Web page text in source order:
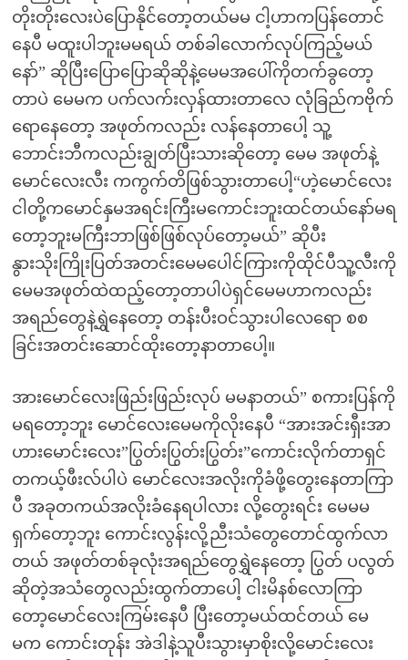
တိုးတိုးလေးပဲပြောနိုင်တော့တယ်မမ ငါ့ဟာကပြန်တောင်
နေပီ မထူးပါဘူးမမရယ် တစ်ခါလောက်လုပ်ကြည့်မယ်
နော်” ဆိုပြီးပြောပြောဆိုဆိုနဲ့မေမအပေါ်ကိုတက်ခွတော့
တာပဲ မေမက ပက်လက်းလှန်ထားတာလေ လုံခြည်ကဗိုက်
ရောနေတော့ အဖုတ်ကလည်း လန်နေတာပေါ့ သူ့
ဘောင်းဘီကလည်းချွတ်ပြီးသားဆိုတော့ မေမ အဖုတ်နဲ့
မောင်လေးလီး ကကွက်တိဖြစ်သွားတာပေါ့“ဟဲ့မောင်လေး
ငါတို့ကမောင်နှမအရင်းကြီးမကောင်းဘူးထင်တယ်နော်မရ
တော့ဘူးမကြီးဘာဖြစ်ဖြစ်လုပ်တော့မယ်” ဆိုပီး
နွားသိုးကြိုးပြတ်အတင်းမေမပေါင်ကြားကိုထိုင်ပီသူ့လီးကို
မေမအဖုတ်ထဲထည့်တော့တာပါပဲရှင်မေမဟာကလည်း
အရည်တွေနဲ့ရွှဲနေတော့ တန်းပီးဝင်သွားပါလေရော စစ
ခြင်းအတင်းဆောင်ထိုးတော့နာတာပေါ့။
အားမောင်လေးဖြည်းဖြည်းလုပ် မမနာတယ်” စကားပြန်ကို
မရတော့ဘူး မောင်လေးမေမကိုလိုးနေပီ “အားအင်းရှီးအာ
ဟားမောင်းလေး”ပြွတ်းပြွတ်းပြွတ်း”ကောင်းလိုက်တာရှင်
တကယ့်ဖီးလ်ပါပဲ မောင်လေးအလိုးကိုခံဖို့တွေးနေတာကြာ
ပီ အခုတကယ်အလိုးခံနေရပါလား လို့တွေးရင်း မေမမ
ရှက်တော့ဘူး ကောင်းလွန်းလို့ညီးသံတွေတောင်ထွက်လာ
တယ် အဖုတ်တစ်ခုလုံးအရည်တွေရွှဲနေတော့ ပြွတ် ပလွတ်
ဆိုတဲ့အသံတွေလည်းထွက်တာပေါ့ ငါးမိနစ်လောကြာ
တော့မောင်လေးကြမ်းနေပီ ပြီးတော့မယ်ထင်တယ် မေ
မက ကောင်းတုန်း အဲဒါနဲ့သူပီးသွားမှာစိုးလို့မောင်းလေး